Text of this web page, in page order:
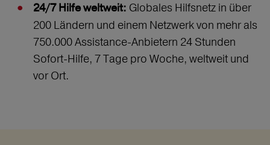
24/7 Hilfe weltweit: Globales Hilfsnetz in über
200 Ländern und einem Netzwerk von mehr als
750.000 Assistance-Anbietern 24 Stunden
Sofort-Hilfe, 7 Tage pro Woche, weltweit und
vor Ort.